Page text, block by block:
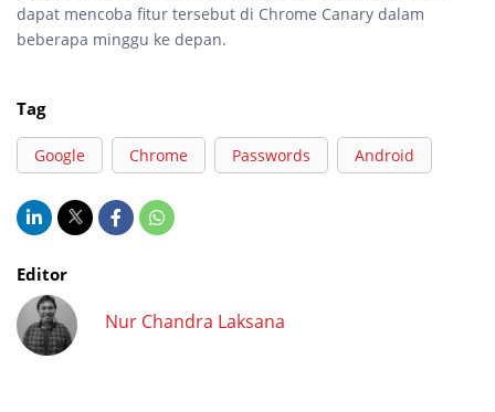
dapat mencoba fitur tersebut di Chrome Canary dalam
beberapa minggu ke depan.
Tag
Google Chrome Passwords Android
Editor
Nur Chandra Laksana